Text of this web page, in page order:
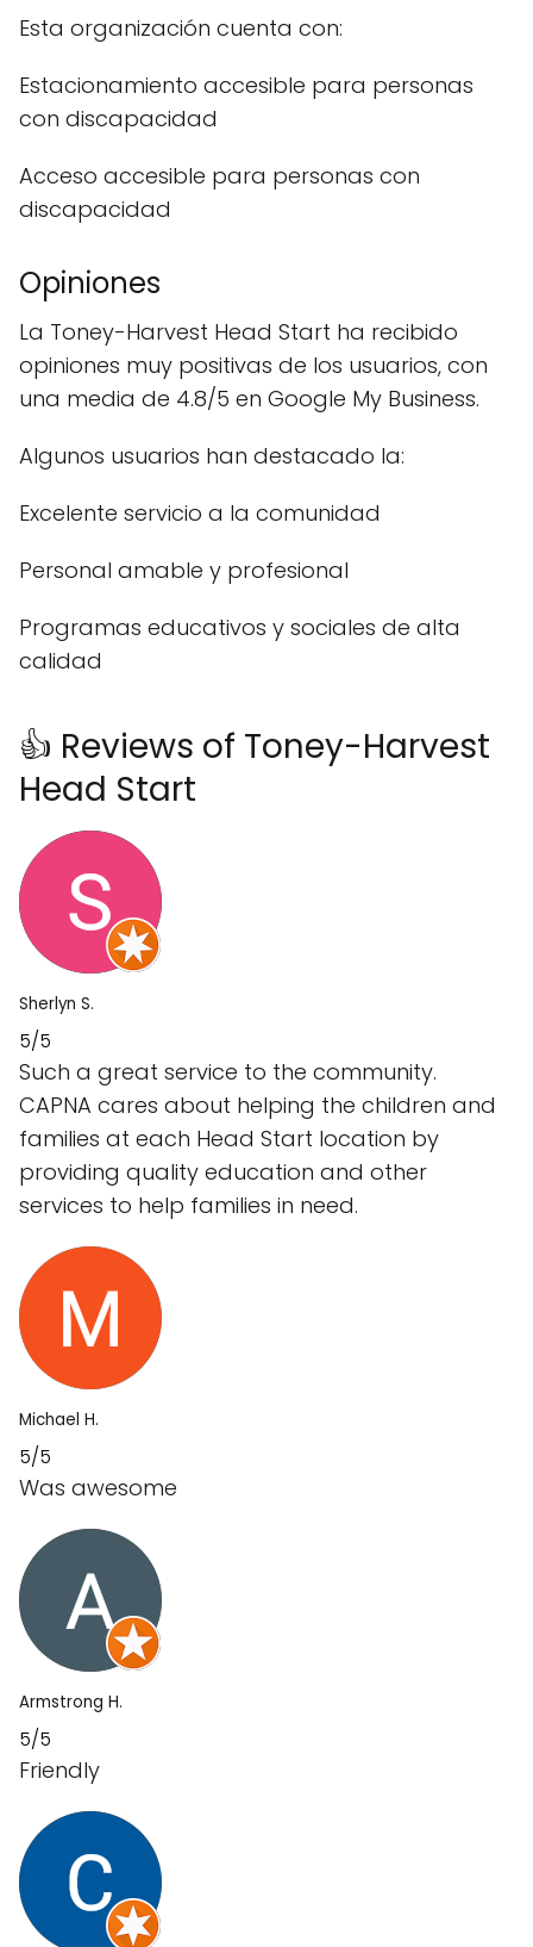
Esta organización cuenta con:
Estacionamiento accesible para personas
con discapacidad
Acceso accesible para personas con
discapacidad
Opiniones
La Toney-Harvest Head Start ha recibido
opiniones muy positivas de los usuarios, con
una media de 4.8/5 en Google My Business.
Algunos usuarios han destacado la:
Excelente servicio a la comunidad
Personal amable y profesional
Programas educativos y sociales de alta
calidad
👍 Reviews of Toney-Harvest
Head Start
Sherlyn S.
5/5
Such a great service to the community.
CAPNA cares about helping the children and
families at each Head Start location by
providing quality education and other
services to help families in need.
Michael H.
5/5
Was awesome
Armstrong H.
5/5
Friendly